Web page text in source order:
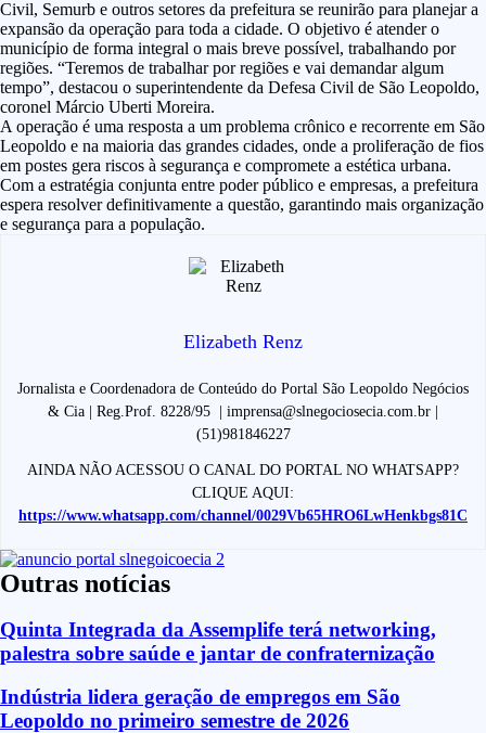
Civil, Semurb e outros setores da prefeitura se reunirão para planejar a
expansão da operação para toda a cidade. O objetivo é atender o
município de forma integral o mais breve possível, trabalhando por
regiões. “Teremos de trabalhar por regiões e vai demandar algum
tempo”, destacou o superintendente da Defesa Civil de São Leopoldo,
coronel Márcio Uberti Moreira.
A operação é uma resposta a um problema crônico e recorrente em São
Leopoldo e na maioria das grandes cidades, onde a proliferação de fios
em postes gera riscos à segurança e compromete a estética urbana.
Com a estratégia conjunta entre poder público e empresas, a prefeitura
espera resolver definitivamente a questão, garantindo mais organização
e segurança para a população.
Elizabeth Renz
Jornalista e Coordenadora de Conteúdo do Portal São Leopoldo Negócios
& Cia | Reg.Prof. 8228/95 | imprensa@slnegociosecia.com.br |
(51)981846227
AINDA NÃO ACESSOU O CANAL DO PORTAL NO WHATSAPP?
CLIQUE AQUI:
https://www.whatsapp.com/channel/0029Vb65HRO6LwHenkbgs81C
Outras notícias
Quinta Integrada da Assemplife terá networking,
palestra sobre saúde e jantar de confraternização
Indústria lidera geração de empregos em São
Leopoldo no primeiro semestre de 2026